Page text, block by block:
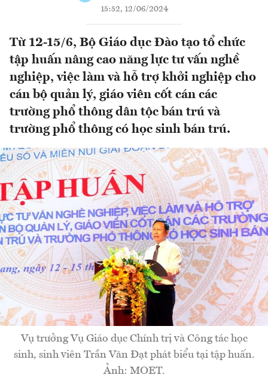
15:52, 12/06/2024
Từ 12-15/6, Bộ Giáo dục Đào tạo tổ chức
tập huấn nâng cao năng lực tư vấn nghề
nghiệp, việc làm và hỗ trợ khởi nghiệp cho
cán bộ quản lý, giáo viên cốt cán các
trường phổ thông dân tộc bán trú và
trường phổ thông có học sinh bán trú.
Vụ trưởng Vụ Giáo dục Chính trị và Công tác học
sinh, sinh viên Trần Văn Đạt phát biểu tại tập huấn.
Ảnh: MOET.